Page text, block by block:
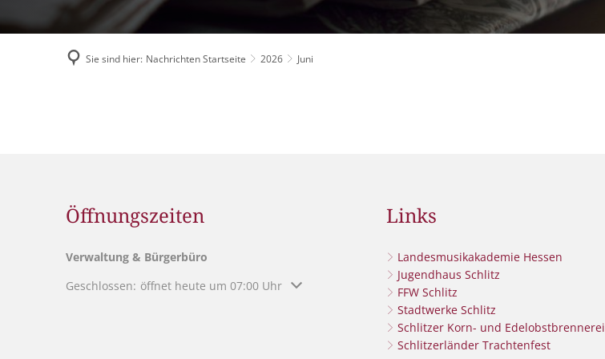
Stadtradeln
Fahrpläne
Sie sind hier: Nachrichten Startseite 2026 Juni
Öffnungszeiten
Verwaltung & Bürgerbüro
Klicken, um weitere Öffnungs- oder Schließzeiten auszublenden
Geschlossen: öffnet heute um 07:00 Uhr
Links
Landesmusikakademie Hessen
Jugendhaus Schlitz
FFW Schlitz
Stadtwerke Schlitz
Schlitzer Korn- und Edelobstbrennerei
Schlitzerländer Trachtenfest